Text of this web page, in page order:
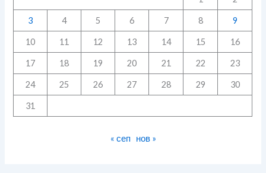
3 4 5 6 7 8 9
10 11 12 13 14 15 16
17 18 19 20 21 22 23
24 25 26 27 28 29 30
31
« сеп нов »